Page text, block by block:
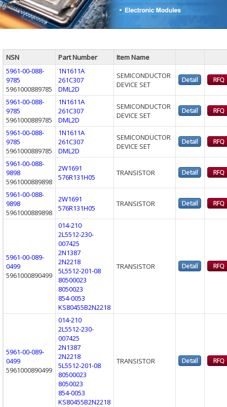
NSN Part Number
Item Name
5961-00-088-
9785
5961000889785
1N1611A
261C307
DML2D
SEMICONDUCTOR
DEVICE SET
5961-00-088-
9785
5961000889785
1N1611A
261C307
DML2D
SEMICONDUCTOR
DEVICE SET
5961-00-088-
9785
5961000889785
1N1611A
261C307
DML2D
SEMICONDUCTOR
DEVICE SET
5961-00-088-
9898
5961000889898
2W1691
576R131H05
TRANSISTOR
5961-00-088-
9898
5961000889898
2W1691
576R131H05
TRANSISTOR
5961-00-089-
0499
5961000890499
014-210
2L5512-230-
007425
2N1387
2N2218
5L5512-201-08
80500023
8050023
854-0053
KS80455B2N2218
TRANSISTOR
5961-00-089-
0499
5961000890499
014-210
2L5512-230-
007425
2N1387
2N2218
5L5512-201-08
80500023
8050023
854-0053
KS80455B2N2218
TRANSISTOR